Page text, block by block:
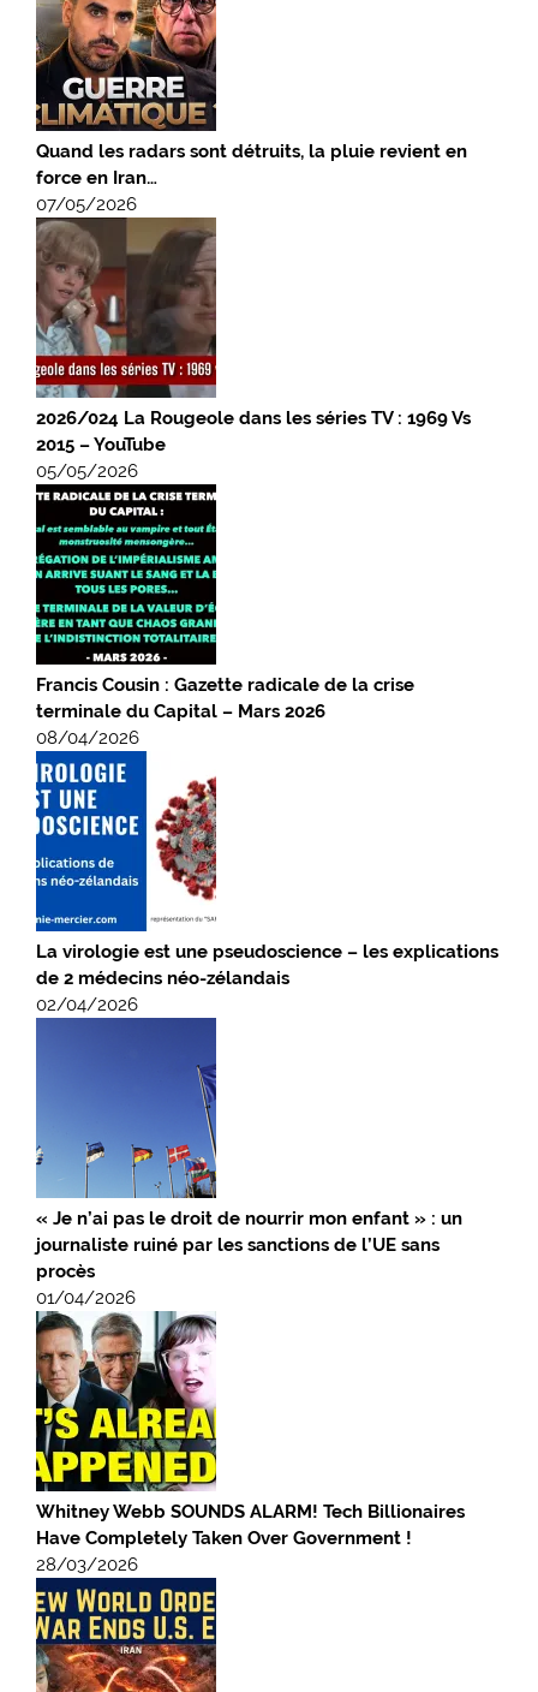
Quand les radars sont détruits, la pluie revient en
force en Iran…
07/05/2026
2026/024 La Rougeole dans les séries TV : 1969 Vs
2015 – YouTube
05/05/2026
Francis Cousin : Gazette radicale de la crise
terminale du Capital – Mars 2026
08/04/2026
La virologie est une pseudoscience – les explications
de 2 médecins néo-zélandais
02/04/2026
« Je n’ai pas le droit de nourrir mon enfant » : un
journaliste ruiné par les sanctions de l’UE sans
procès
01/04/2026
Whitney Webb SOUNDS ALARM! Tech Billionaires
Have Completely Taken Over Government !
28/03/2026